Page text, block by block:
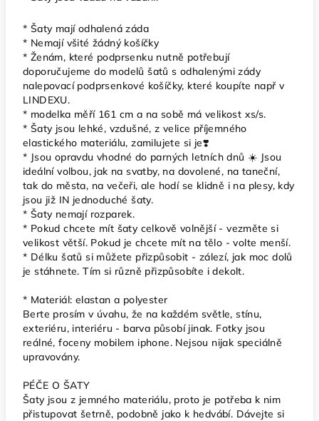
* Šaty mají odhalená záda
* Nemají všité žádný košíčky
* Ženám, které podprsenku nutně potřebují
doporučujeme do modelů šatů s odhalenými zády
nalepovací podprsenkové košíčky, které koupíte např v
LINDEXU.
* modelka měří 161 cm a na sobě má velikost xs/s.
* Šaty jsou lehké, vzdušné, z velice příjemného
elastického materiálu, zamilujete si je❣️
* Jsou opravdu vhodné do parných letních dnů ☀️ Jsou
ideální volbou, jak na svatby, na dovolené, na taneční,
tak do města, na večeři, ale hodí se klidně i na plesy, kdy
jsou již IN jednoduché šaty.
* Šaty nemají rozparek.
* Pokud chcete mít šaty celkově volnější - vezměte si
velikost větší. Pokud je chcete mít na tělo - volte menší.
* Délku šatů si můžete přizpůsobit - zálezí, jak moc dolů
je stáhnete. Tím si různě přizpůsobíte i dekolt.
* Materiál: elastan a polyester
Berte prosím v úvahu, že na každém světle, stínu,
exteriéru, interiéru - barva působí jinak. Fotky jsou
reálné, foceny mobilem iphone. Nejsou nijak speciálně
upravovány.
PÉČE O ŠATY
Šaty jsou z jemného materiálu, proto je potřeba k nim
přistupovat šetrně, podobně jako k hedvábí. Dávejte si